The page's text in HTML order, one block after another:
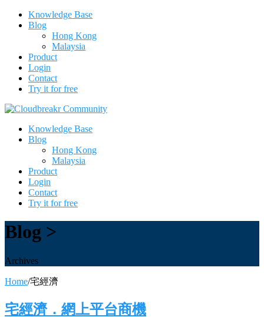
Knowledge Base
Blog
Hong Kong
Malaysia
Product
Login
Contact
Try it for free
Knowledge Base
Blog
Hong Kong
Malaysia
Product
Login
Contact
Try it for free
Blog >
Archives
Home/宅經濟
宅經濟．網上平台商機